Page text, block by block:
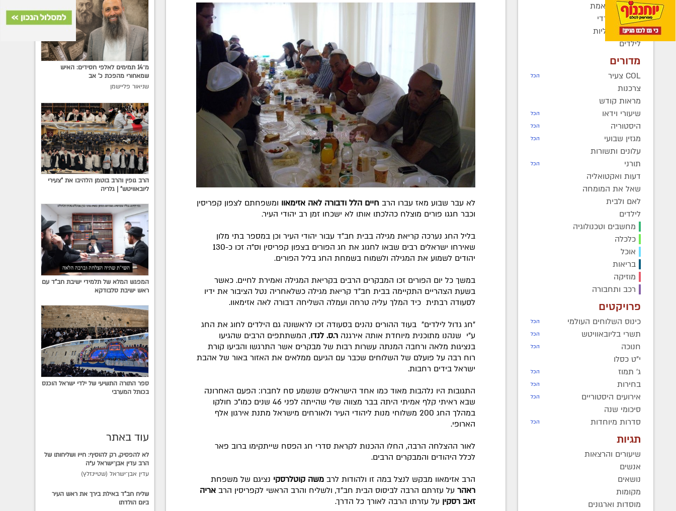
ברוך דיין האמת
בעולם החרדי
חדשות כלליות
לילדים
מדורים
COL צעיר הכל
צרכנות
מראות קודש
שיעורי וידאו
הכל
היסטוריה הכל
מגזין שבועי הכל
עלונים ותשורות
תורני
הכל
דעות ואקטואליה
שאל את המומחה
לאם ולבית
לילדים
מחשבים וטכנולוגיה
כלכלה
אוכל
בריאות
מוזיקה
רכב ותחבורה
פרויקטים
כינוס השלוחים העולמי הכל
תשרי בליובאוויטש הכל
חנוכה הכל
י"ט כסלו
ג' תמוז
הכל
בחירות הכל
אירועים היסטוריים הכל
סיכומי שנה
סדרות מיוחדות
הכל
תגיות
שיעורים והרצאות
אנשים
נושאים
מקומות
מוסדות וארגונים
לא עבר שבוע מאז עברו הרב חיים הלל ודבורה לאה אזימאוו ומשפחתם לצפון קפריסין
וכבר חגגו פורים מוצלח כהלכתו אותו לא ישכחו זמן רב יהודי העיר.
בליל החג נערכה קריאת מגילה בבית חב"ד עבור יהודי העיר וכן במספר בתי מלון
שאירחו ישראלים רבים שבאו לחגוג את חג הפורים בצפון קפריסין וס"ה זכו כ-130
יהודים לשמוע את המגילה ולשמוח בשמחת החג בליל הפורים.
במשך כל יום הפורים זכו המבקרים הרבים בקריאת המגילה ואמירת לחיים. כאשר
בשעת הצהריים התקיימה בבית חב"ד קריאת מגילה כשלאחריה נטל הציבור את ידיו
לסעודה רבתית כיד המלך עליה טרחה ועמלה השליחה דבורה לאה אזימאוו.
"חג גדול לילדים" בעוד ההורים נהנים בסעודה זכו לראשונה גם הילדים לחוג את החג
ע"י שנהנו מתוכנית מיוחדת אותה אירגנה ר.ס. לנדו, המשתתפים הרבים שהגיעו
בנציגות מלאה ורחבה המנתה עשרות רבות של מבקרים אשר התרגשו והביעו קורת
רוח רבה על פועלם של השלוחים שכבר עם הגיעם ממלאים את האזור באור של אהבת
ישראל בידים רחבות.
התגובות היו נלהבות מאוד כמו אחד הישראלים שנשמע סח לחברו: הפעם האחרונה
שבא ראיתי קלף אמיתי היתה בבר מצווה שלי שהייתה לפני 46 שנים כמו"כ חולקו
במהלך החג 200 משלוחי מנות ליהודי העיר ולאורחים מישראל מתנת אירגון אלף
הארופי.
לאור ההצלחה הרבה, החלו ההכנות לקראת סדרי חג הפסח שייתקימו ברוב פאר
לכלל היהודים והמבקרים הרבים.
הרב אזימאוו מבקש לנצל במה זו ולהודות לרבמשה קוטלרסקי נציגם של משפחת
ראהר על עזרתם הרבה לביסוס הבית חב"ד, ולשליח והרב הראשי לקפריסין הרבאריה
זאב רסקין על עזרתו הרבה לאורך כל הדרך.
מ־14 תמימים לאלפי חסידים: האיש
שמאחורי מהפכת כ׳ אב
שניאור פליישמן
הרב גופין והרב בוטמן הלהיבו את "צעירי
ליובאוויטש" | גלריה
המפגש המלא של תלמידי ישיבת חב"ד עם
ראש ישיבת סלבודקא
ספר התורה התשיעי של ילדי ישראל הוכנס
בכותל המערבי
עוד באתר
לא להפסיק, רק להוסיף: חייו ושליחותו של
הרב עדין אבן־ישראל ע״ה
עדין אבן־ישראל (שטיינזלץ)
שליח חב"ד באילת בירך את ראש העיר
ביום הולדתו